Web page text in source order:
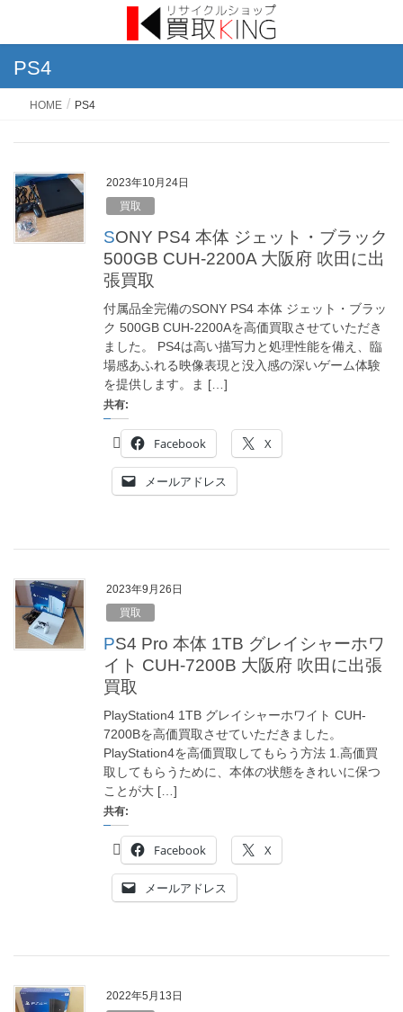
PS4
HOME PS4
2023年10月24日
買取
SONY PS4 本体 ジェット・ブラック
500GB CUH-2200A 大阪府 吹田に出
張買取
付属品全完備のSONY PS4 本体 ジェット・ブラッ
ク 500GB CUH-2200Aを高価買取させていただき
ました。 PS4は高い描写力と処理性能を備え、臨
場感あふれる映像表現と没入感の深いゲーム体験
を提供します。ま […]
共有:
Facebook X
メールアドレス
2023年9月26日
買取
PS4 Pro 本体 1TB グレイシャーホワ
イト CUH-7200B 大阪府 吹田に出張
買取
PlayStation4 1TB グレイシャーホワイト CUH-
7200Bを高価買取させていただきました。
PlayStation4を高価買取してもらう方法 1.高価買
取してもらうために、本体の状態をきれいに保つ
ことが大 […]
共有:
Facebook X
メールアドレス
2022年5月13日